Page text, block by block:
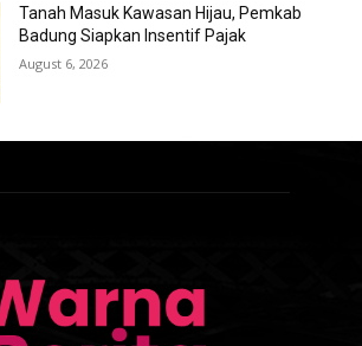
Tanah Masuk Kawasan Hijau, Pemkab
Badung Siapkan Insentif Pajak
August 6, 2026